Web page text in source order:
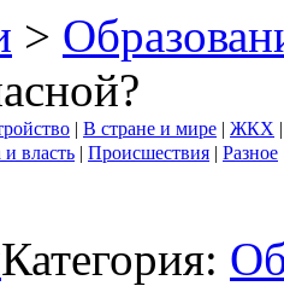
>
| В стране и мире | ЖКХ
власть | Происшествия | Разное
Категория: